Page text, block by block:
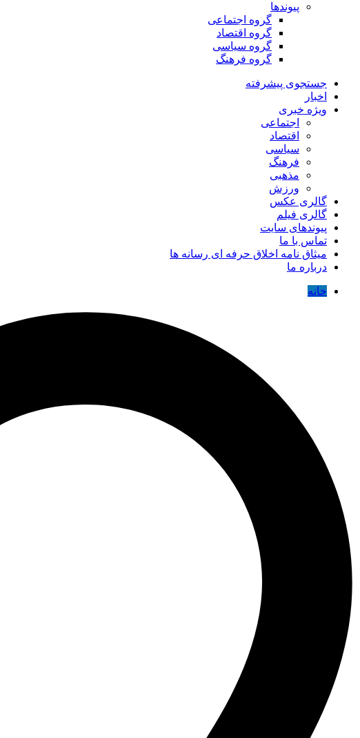
پیوندها
گروه اجتماعی
گروه اقتصاد
گروه سیاسی
گروه فرهنگ
جستجوی پیشرفته
اخبار
ویژه خبری
اجتماعی
اقتصاد
سیاسی
فرهنگ
مذهبی
ورزش
گالری عکس
گالری فیلم
پیوندهای سایت
تماس با ما
میثاق نامه اخلاق حرفه ای رسانه ها
درباره ما
خانه